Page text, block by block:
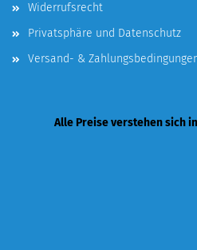
Widerrufsrecht
Privatsphäre und Datenschutz
Versand- &
Alle Preise verstehen sich